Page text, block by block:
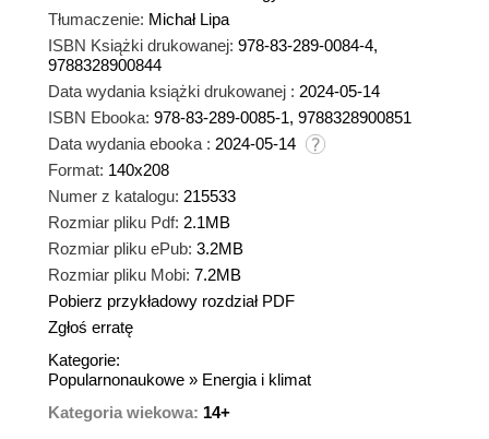
Tłumaczenie: Michał Lipa
ISBN Książki drukowanej: 978-83-289-0084-4,
9788328900844
Data wydania książki drukowanej : 2024-05-14
ISBN Ebooka: 978-83-289-0085-1, 9788328900851
Data wydania ebooka : 2024-05-14
Format: 140x208
Numer z katalogu: 215533
Rozmiar pliku Pdf: 2.1MB
Rozmiar pliku ePub: 3.2MB
Rozmiar pliku Mobi: 7.2MB
Pobierz przykładowy rozdział PDF
Zgłoś erratę
Kategorie:
Popularnonaukowe » Energia i klimat
Kategoria wiekowa: 14+